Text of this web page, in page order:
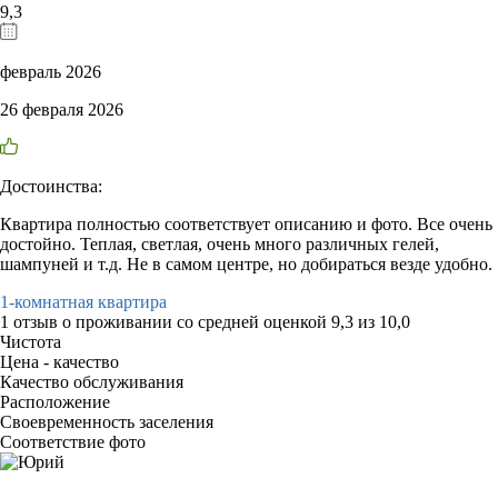
9,3
февраль 2026
26 февраля 2026
Достоинства:
Квартира полностью соответствует описанию и фото. Все очень
достойно. Теплая, светлая, очень много различных гелей,
шампуней и т.д. Не в самом центре, но добираться везде удобно.
1-комнатная квартира
1 отзыв о проживании со средней оценкой 9,3 из 10,0
Чистота
Цена - качество
Качество обслуживания
Расположение
Своевременность заселения
Соответствие фото